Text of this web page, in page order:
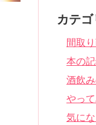
カテゴ
間取
本の
酒飲
やっ
気に